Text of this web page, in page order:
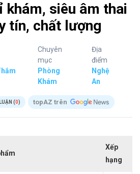
khám, siêu âm thai
tín, chất lượng
Chuyên
mục
Phòng
Khám
Địa
điểm
Nghệ
An
(0) topAZ trên
Xếp
hạng